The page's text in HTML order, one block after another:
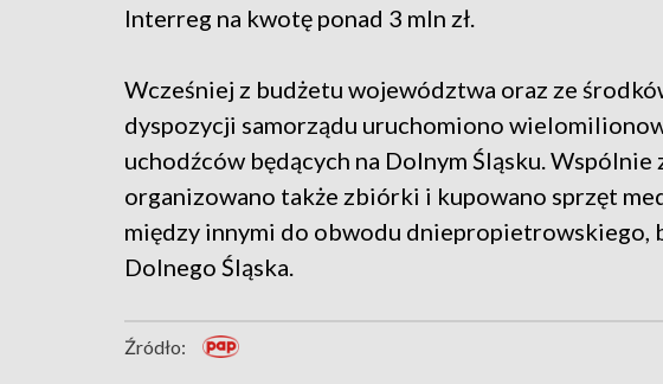
Interreg na kwotę ponad 3 mln zł.
Wcześniej z budżetu województwa oraz ze
dyspozycji samorządu uruchomiono
uchodźców będących na Dolnym Śląsku. Wspólnie
organizowano także zbiórki i kupowano sprzęt
między innymi do obwodu dniepropietrowskiego,
Dolnego Śląska.
Źródło: